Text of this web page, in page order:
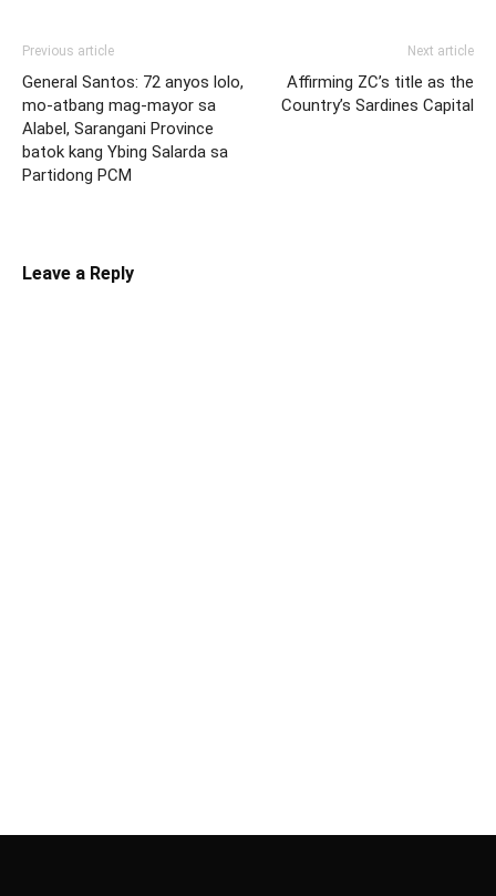
Previous article
General Santos: 72 anyos lolo,
mo-atbang mag-mayor sa
Alabel, Sarangani Province
batok kang Ybing Salarda sa
Partidong PCM
Next article
Affirming ZC’s title as the
Country’s Sardines Capital
Leave a Reply